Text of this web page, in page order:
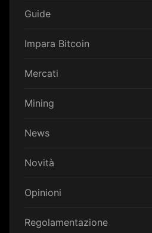
Guide
Impara Bitcoin
Mercati
Mining
News
Novità
Opinioni
Regolamentazione